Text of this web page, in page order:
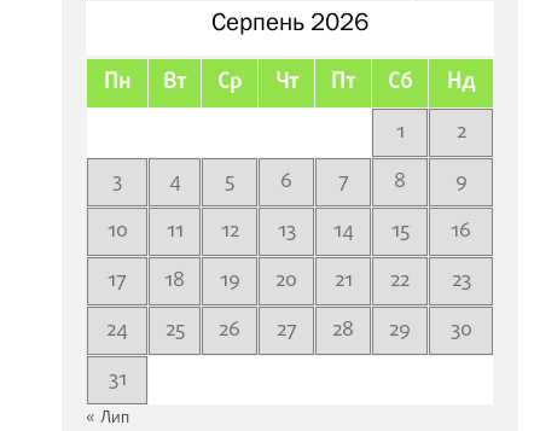
Серпень 2026
Пн Вт Ср Чт Пт Сб Нд
1
2
3
4 5 6 7 8
9
10
11 12 13 14 15
16
17
18 19 20 21 22
23
24
25 26 27 28 29
30
31
« Лип